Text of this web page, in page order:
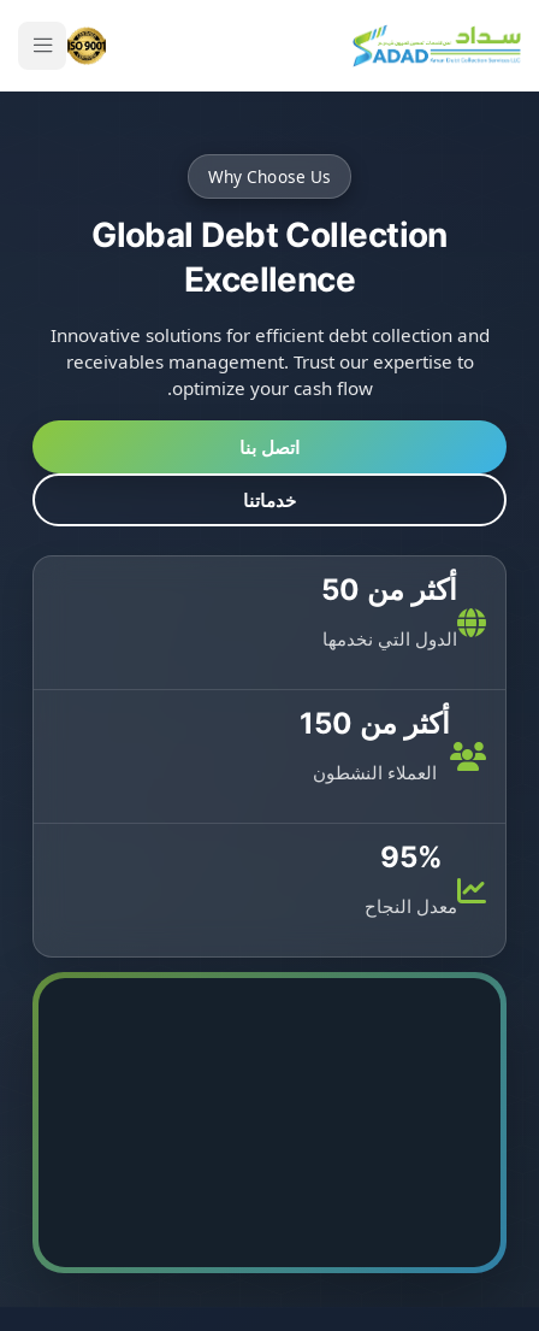
Why Choose Us
Global Debt Collection
Excellence
Innovative solutions for efficient debt collection and
receivables management. Trust our expertise to
optimize your cash flow.
اتصل بنا
خدماتنا
أكثر من 50
الدول التي نخدمها
أكثر من 150
العملاء النشطون
95%
معدل النجاح